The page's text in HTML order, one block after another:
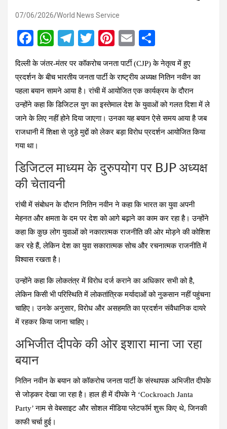
07/06/2026 World News Service
F
a
ce
b
o
o
k
W
h
at
s
A
p
p
T
el
e
gr
a
m
T
wi
tt
er
Pi
er
es
t
E
ail
h
ar
e
दिल्ली के जंतर-मंतर पर कॉकरोच जनता पार्टी (CJP) के नेतृत्व में हुए
प्रदर्शन के बीच भारतीय जनता पार्टी के राष्ट्रीय अध्यक्ष नितिन नवीन का
पहला बयान सामने आया है। रांची में आयोजित एक कार्यक्रम के दौरान
उन्होंने कहा कि डिजिटल युग का इस्तेमाल देश के युवाओं को गलत दिशा में ले
जाने के लिए नहीं होने दिया जाएगा। उनका यह बयान ऐसे समय आया है जब
राजधानी में शिक्षा से जुड़े मुद्दों को लेकर बड़ा विरोध प्रदर्शन आयोजित किया
गया था।
डिजिटल माध्यम के दुरुपयोग पर BJP अध्यक्ष
की चेतावनी
रांची में संबोधन के दौरान नितिन नवीन ने कहा कि भारत का युवा अपनी
मेहनत और क्षमता के दम पर देश को आगे बढ़ाने का काम कर रहा है। उन्होंने
कहा कि कुछ लोग युवाओं को नकारात्मक राजनीति की ओर मोड़ने की कोशिश
कर रहे हैं, लेकिन देश का युवा सकारात्मक सोच और रचनात्मक राजनीति में
विश्वास रखता है।
उन्होंने कहा कि लोकतंत्र में विरोध दर्ज कराने का अधिकार सभी को है,
लेकिन किसी भी परिस्थिति में लोकतांत्रिक मर्यादाओं को नुकसान नहीं पहुंचना
चाहिए। उनके अनुसार, विरोध और असहमति का प्रदर्शन संवैधानिक दायरे
में रहकर किया जाना चाहिए।
अभिजीत दीपके की ओर इशारा माना जा रहा
बयान
नितिन नवीन के बयान को कॉकरोच जनता पार्टी के संस्थापक अभिजीत दीपके
से जोड़कर देखा जा रहा है। हाल ही में दीपके ने ‘Cockroach Janta
Party’ नाम से वेबसाइट और सोशल मीडिया प्लेटफॉर्म शुरू किए थे, जिनकी
काफी चर्चा हुई।